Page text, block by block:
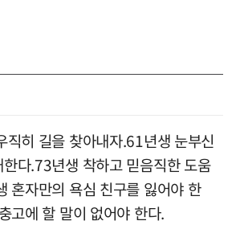
직히 길을 찾아내자.61년생 눈부신
다.73년생 착하고 믿음직한 도움
혼자만의 욕심 친구를 잃어야 한
고에 할 말이 없어야 한다.